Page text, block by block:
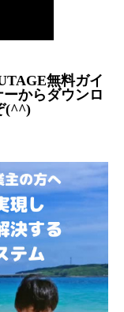
無料ガイ
ーからダウンロ
(^^)